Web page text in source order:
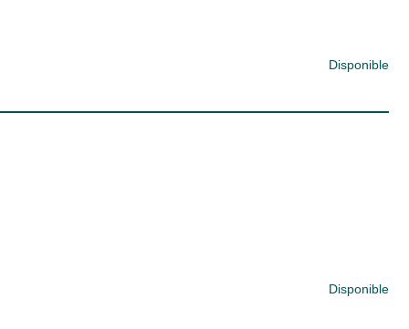
Disponible
Disponible